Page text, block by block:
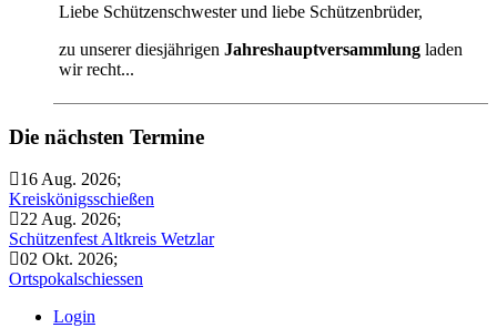
Liebe Schützenschwester und liebe Schützenbrüder,
zu unserer diesjährigen Jahreshauptversammlung laden
wir recht...
Die nächsten Termine
16 Aug. 2026;
Kreiskönigsschießen
22 Aug. 2026;
Schützenfest Altkreis Wetzlar
02 Okt. 2026;
Ortspokalschiessen
Login